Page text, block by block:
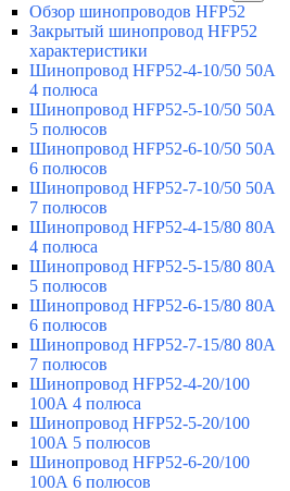
Обзор шинопроводов HFP52
Закрытый шинопровод HFP52
характеристики
Шинопровод HFP52-4-10/50 50A
4 полюса
Шинопровод HFP52-5-10/50 50А
5 полюсов
Шинопровод HFP52-6-10/50 50А
6 полюсов
Шинопровод HFP52-7-10/50 50А
7 полюсов
Шинопровод HFP52-4-15/80 80A
4 полюса
Шинопровод HFP52-5-15/80 80А
5 полюсов
Шинопровод HFP52-6-15/80 80А
6 полюсов
Шинопровод HFP52-7-15/80 80А
7 полюсов
Шинопровод HFP52-4-20/100
100А 4 полюса
Шинопровод HFP52-5-20/100
100А 5 полюсов
Шинопровод HFP52-6-20/100
100А 6 полюсов